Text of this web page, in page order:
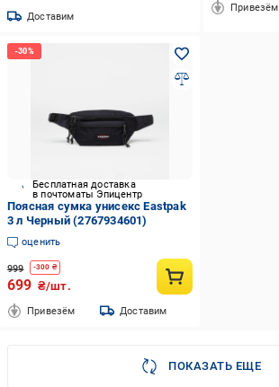
Доставим
Привезём
Бесплатная доставка
в почтоматы Эпицентр
Поясная сумка унисекс Eastpak
3 л Черный (2767934601)
оценить
999 -300 ₴
699 ₴/шт.
Привезём Доставим
ПОКАЗАТЬ ЕЩЕ